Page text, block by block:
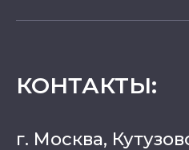
КОНТАКТЫ:
г. Москва,